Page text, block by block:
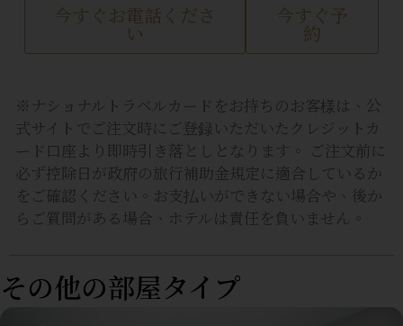
今すぐお電話くださ
い
今すぐ予
約
※ナショナルトラベルカードをお持ちのお客様は、公
式サイトでご注文時にご登録いただいたクレジットカ
ード口座より即時引き落としとなります。 ご注文前に
必ず控除日が政府の旅行補助金規定に適合しているか
をご確認ください。お支払いができない場合や、後か
らご質問がある場合、ホテルは責任を負いません。
その他の部屋タイプ